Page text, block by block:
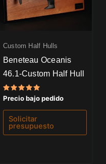
Custom Half Hulls
Beneteau Oceanis
46.1-Custom Half Hull
Valorado
con
5.00
de 5
Precio bajo pedido
Solicitar
presupuesto